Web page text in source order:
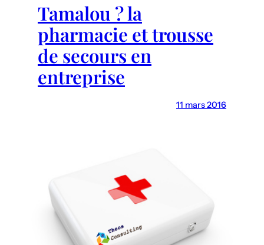
Tamalou ? la
pharmacie et trousse
de secours en
entreprise
11 mars 2016